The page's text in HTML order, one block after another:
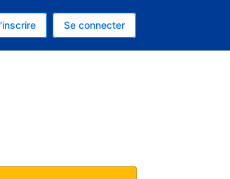
ci : EUR.
est celle-ci : Français.
réservationSe connecter